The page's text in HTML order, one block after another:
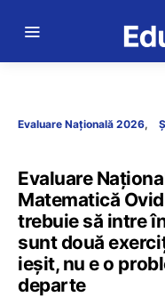
Evaluare Națională 2026
Evaluare
Matematică
trebuie să intre
sunt două
ieșit, nu e o
departe